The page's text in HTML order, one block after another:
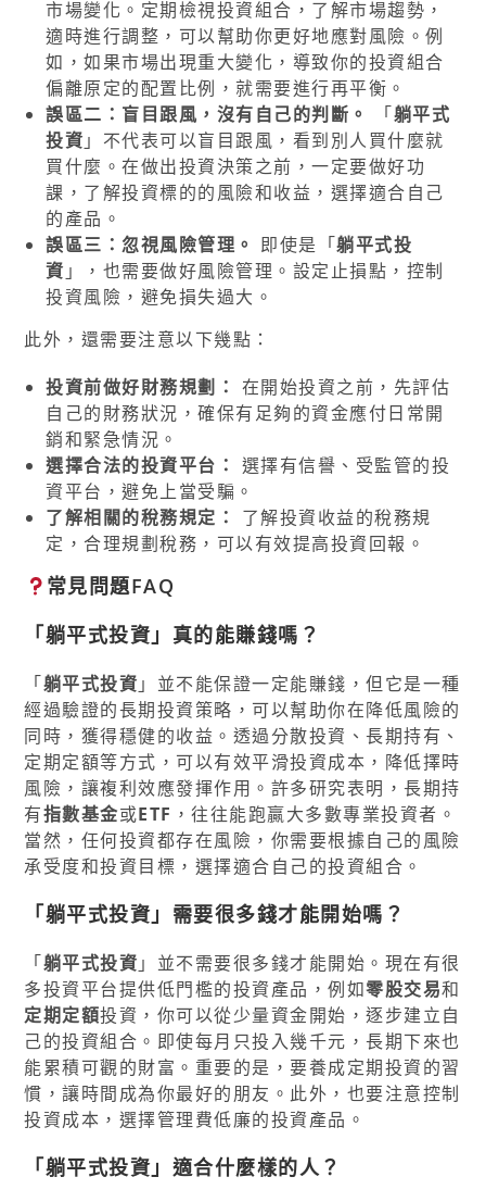
市場變化。定期檢視投資組合，了解市場趨勢，
適時進行調整，可以幫助你更好地應對風險。例
如，如果市場出現重大變化，導致你的投資組合
偏離原定的配置比例，就需要進行再平衡。
誤區二：盲目跟風，沒有自己的判斷。
「躺平式
投資 」不代表可以盲目跟風，看到別人買什麼就
買什麼。在做出投資決策之前，一定要做好功
課，了解投資標的的風險和收益，選擇適合自己
的產品。
誤區三：忽視風險管理。 即使是「躺平式投
資 」，也需要做好風險管理。設定止損點，控制
投資風險，避免損失過大。
此外，還需要注意以下幾點：
投資前做好財務規劃： 在開始投資之前，先評估
自己的財務狀況，確保有足夠的資金應付日常開
銷和緊急情況。
選擇合法的投資平台： 選擇有信譽、受監管的投
資平台，避免上當受騙。
了解相關的稅務規定：
了解投資收益的稅務規
定，合理規劃稅務，可以有效提高投資回報。
常見問題FAQ
「躺平式投資」真的能賺錢嗎？
「躺平式投資 」並不能保證一定能賺錢，但它是一種
經過驗證的長期投資策略，可以幫助你在降低風險的
同時，獲得穩健的收益。透過分散投資、長期持有、
定期定額等方式，可以有效平滑投資成本，降低擇時
風險，讓複利效應發揮作用。許多研究表明，長期持
有指數基金或ETF ，往往能跑贏大多數專業投資者。
當然，任何投資都存在風險，你需要根據自己的風險
承受度和投資目標，選擇適合自己的投資組合。
「躺平式投資」需要很多錢才能開始嗎？
「躺平式投資 」並不需要很多錢才能開始。現在有很
多投資平台提供低門檻的投資產品，例如零股交易和
定期定額投資，你可以從少量資金開始，逐步建立自
己的投資組合。即使每月只投入幾千元，長期下來也
能累積可觀的財富。重要的是，要養成定期投資的習
慣，讓時間成為你最好的朋友。此外，也要注意控制
投資成本，選擇管理費低廉的投資產品。
「躺平式投資」適合什麼樣的人？